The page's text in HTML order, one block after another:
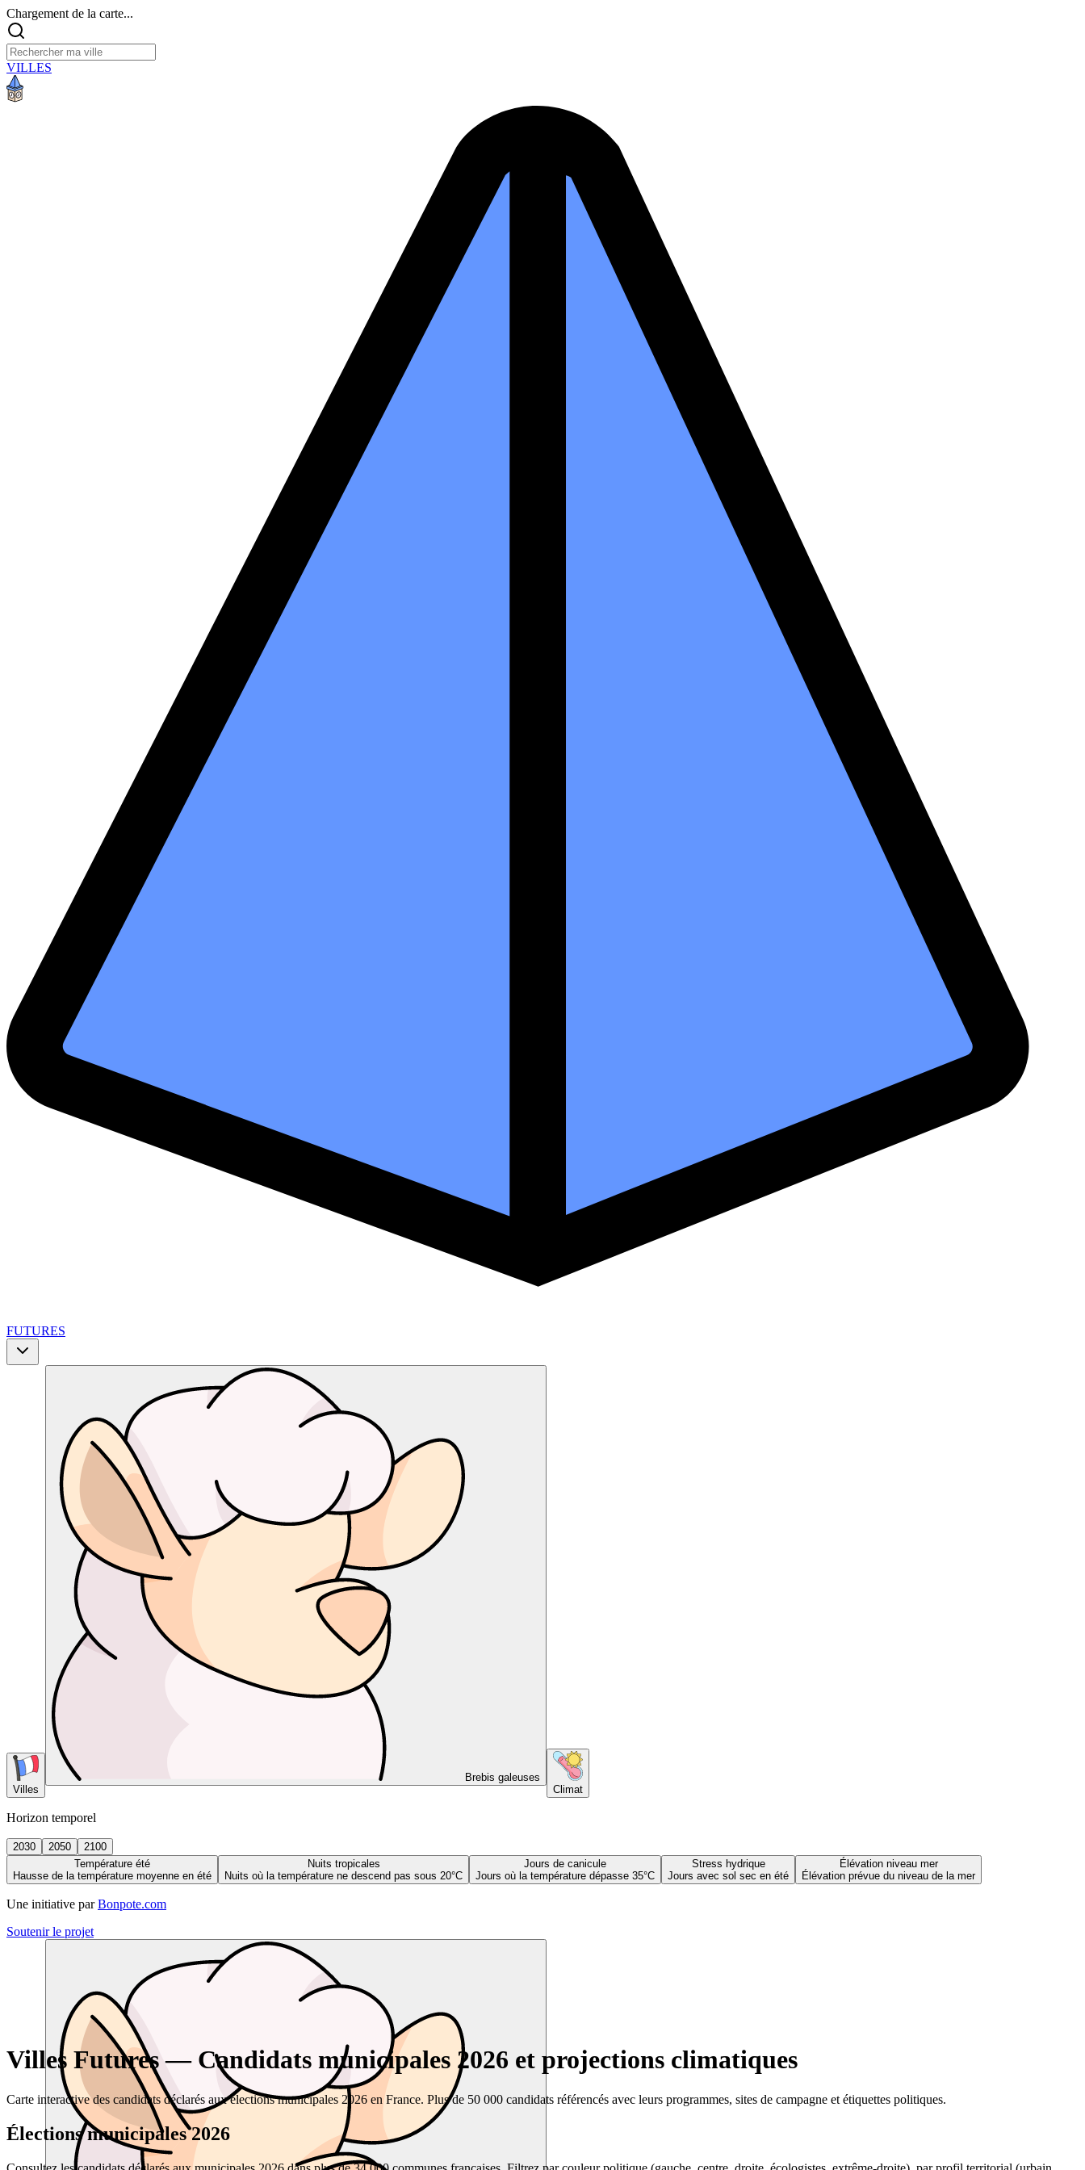
Chargement de la carte...
VILLES
FUTURES
Villes
Brebis galeuses
Climat
Horizon temporel
2030 2050
2100
Température été
Hausse de la température moyenne en été
Nuits tropicales
Nuits où la température ne descend pas sous 20°C
Jours de canicule
Jours où la température dépasse 35°C
Stress hydrique
Jours avec sol sec en été
Élévation niveau mer
Élévation prévue du niveau de la mer
Une initiative par Bonpote.com
Soutenir le projet
Villes Futures — Candidats municipales 2026 et projections climatiques
Carte interactive des candidats déclarés aux élections municipales 2026 en France. Plus de 50 000 candidats référencés avec leurs programmes, sites de campagne et étiquettes politiques.
Élections municipales 2026